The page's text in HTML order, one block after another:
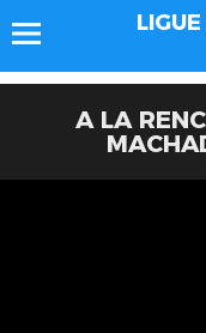
A LA